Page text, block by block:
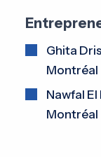
Ghita
Montréal
Nawfal
Montréal